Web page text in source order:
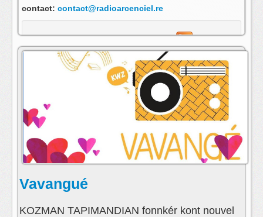
contact: contact@radioarcenciel.re
s'abonner au fil rss de cette emission:
Vavangué
KOZMAN TAPIMANDIAN fonnkér kont nouvel​